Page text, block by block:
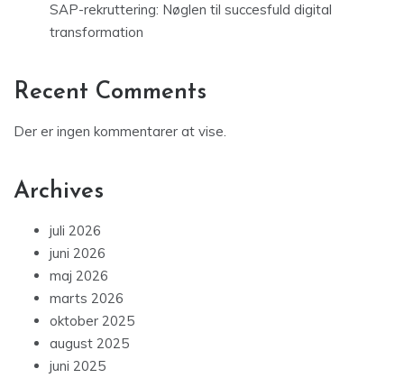
SAP-rekruttering: Nøglen til succesfuld digital
transformation
Recent Comments
Der er ingen kommentarer at vise.
Archives
juli 2026
juni 2026
maj 2026
marts 2026
oktober 2025
august 2025
juni 2025